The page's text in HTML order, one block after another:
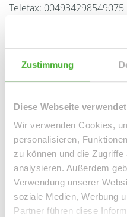
Zustimmung
Diese Webseite
Wir verwenden Cookies,
personalisieren,
zu können und die
analysieren. Außerdem
Verwendung unserer
soziale Medien, Werbung
Partner führen diese
Telefax: 004934298549075
Downloads
Energieausweis (.pdf,
Links
https://
360° Rundgang